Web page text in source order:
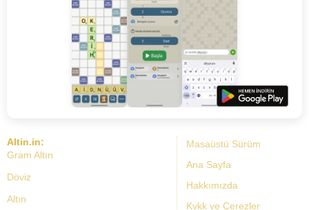
Masaüstü Sürüm
Ana Sayfa
Hakkımızda
Kvkk ve Çerezler
Altin.in:
Gram Altın
Döviz
Altın